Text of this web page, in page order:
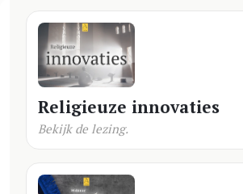
Religieuze innovaties
Bekijk de lezing.